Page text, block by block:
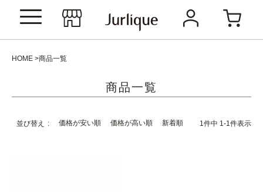
HOME 商品一覧
商品一覧
並び替え 価格が安い順 価格が高い順 新着順 1件中 1-1件表示